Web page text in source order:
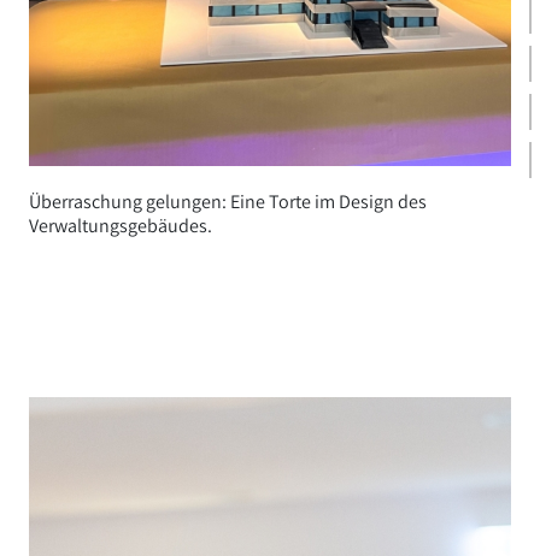
Überraschung gelungen: Eine Torte im Design des
Verwaltungsgebäudes.